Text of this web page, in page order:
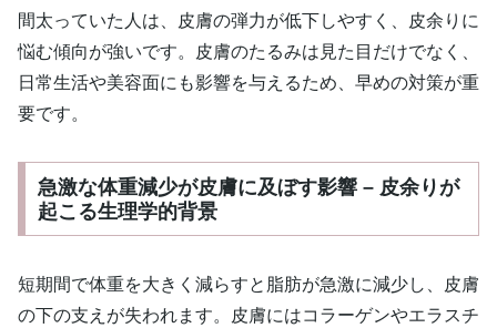
間太っていた人は、皮膚の弾力が低下しやすく、皮余りに
悩む傾向が強いです。皮膚のたるみは見た目だけでなく、
日常生活や美容面にも影響を与えるため、早めの対策が重
要です。
急激な体重減少が皮膚に及ぼす影響 – 皮余りが
起こる生理学的背景
短期間で体重を大きく減らすと脂肪が急激に減少し、皮膚
の下の支えが失われます。皮膚にはコラーゲンやエラスチ